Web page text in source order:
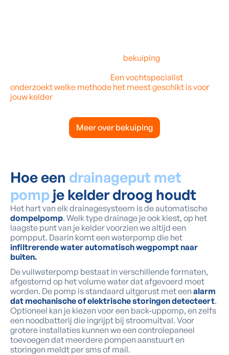
bekuiping
Een vochtspecialist
onderzoekt welke methode het meest geschikt is voor
jouw kelder.
Meer over bekuiping
Hoe een drainageput met
pomp je kelder droog houdt
Het hart van elk drainagesysteem is de automatische
dompelpomp. Welk type drainage je ook kiest, op het
laagste punt van je kelder voorzien we altijd een
pompput. Daarin komt een waterpomp die het
infiltrerende water automatisch wegpompt naar
buiten.
De vuilwaterpomp bestaat in verschillende formaten,
afgestemd op het volume water dat afgevoerd moet
worden. De pomp is standaard uitgerust met een alarm
dat mechanische of elektrische storingen detecteert.
Optioneel kan je kiezen voor een back-uppomp, en zelfs
een noodbatterij die ingrijpt bij stroomuitval. Voor
grotere installaties kunnen we een controlepaneel
toevoegen dat meerdere pompen aanstuurt en
storingen meldt per sms of mail.